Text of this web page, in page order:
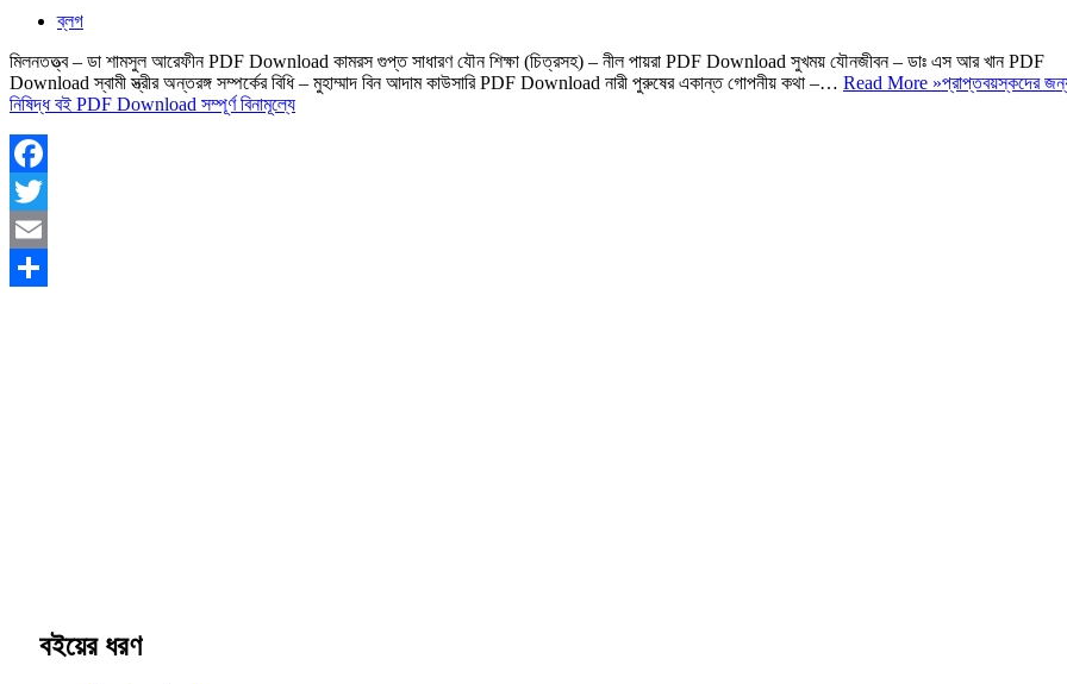
ব্লগ
মিলনতত্ত্ব – ডা শামসুল আরেফীন PDF Download কামরস গুপ্ত সাধারণ যৌন শিক্ষা (চিত্রসহ) – নীল পায়রা PDF Download সুখময় যৌনজীবন – ডাঃ এস আর খান PDF
Download স্বামী স্ত্রীর অন্তরঙ্গ সম্পর্কের বিধি – মুহাম্মাদ বিন আদাম কাউসারি PDF Download নারী পুরুষের একান্ত গোপনীয় কথা –… Read More »প্রাপ্তবয়স্কদের
নিষিদ্ধ বই PDF Download সম্পূর্ণ বিনামূল্যে
Facebook
Twitter
Email
বইয়ের ধরণ